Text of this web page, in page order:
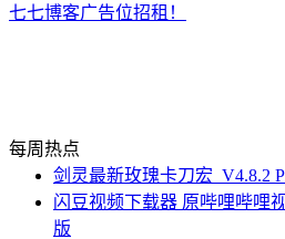
七七博客广告位招租！
每周热点
剑灵最新玫瑰卡刀宏_V4.8.2
闪豆视频下载器 原哔哩哔哩
版